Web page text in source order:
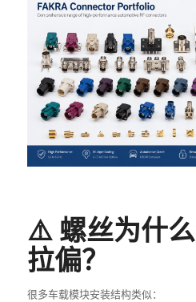
⚠️ 螺丝为什
拉偏？
很多车载模块安装结构类似：